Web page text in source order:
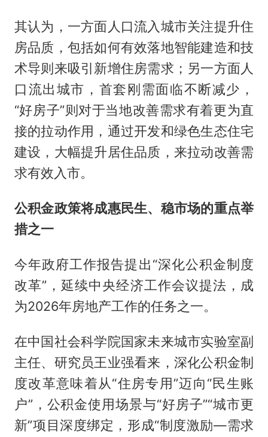
其认为，一方面人口流入城市关注提升住
房品质，包括如何有效落地智能建造和技
术导则来吸引新增住房需求；另一方面人
口流出城市，首套刚需面临不断减少，
“好房子”则对于当地改善需求有着更为直
接的拉动作用，通过开发和绿色生态住宅
建设，大幅提升居住品质，来拉动改善需
求有效入市。
公积金政策将成惠民生、稳市场的重点举
措之一
今年政府工作报告提出“深化公积金制度
改革”，延续中央经济工作会议提法，成
为2026年房地产工作的任务之一。
在中国社会科学院国家未来城市实验室副
主任、研究员王业强看来，深化公积金制
度改革意味着从“住房专用”迈向“民生账
户”，公积金使用场景与“好房子”“城市更
新”项目深度绑定，形成“制度激励—需求